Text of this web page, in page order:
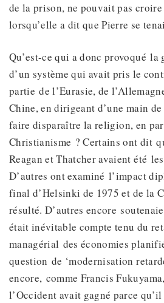
de la prison, ne pouvait pas
lorsqu’elle a dit que Pierre se
Qu’est-ce qui a donc provoqué la
d’un système qui avait pris le
partie de l’Eurasie, de
Chine, en dirigeant d’une main de
faire disparaître la religion, en
Christianisme ? Certains ont dit
Reagan et Thatcher avaient été
D’autres ont examiné l’impact
final d’Helsinki de 1975 et de la
résulté. D’autres encore
était inévitable compte tenu du
managérial des économies
question de ‘modernisation
encore, comme Francis
l’Occident avait gagné parce